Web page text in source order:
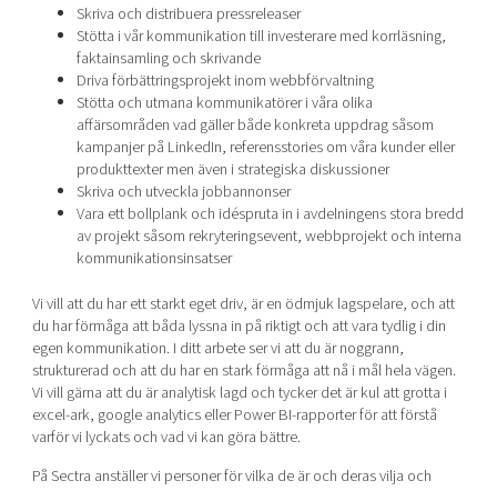
Skriva och distribuera pressreleaser
Stötta i vår kommunikation till investerare med korrläsning,
faktainsamling och skrivande
Driva förbättringsprojekt inom webbförvaltning
Stötta och utmana kommunikatörer i våra olika
affärsområden vad gäller både konkreta uppdrag såsom
kampanjer på LinkedIn, referensstories om våra kunder eller
produkttexter men även i strategiska diskussioner
Skriva och utveckla jobbannonser
Vara ett bollplank och idéspruta in i avdelningens stora bredd
av projekt såsom rekryteringsevent, webbprojekt och interna
kommunikationsinsatser
Vi vill att du har ett starkt eget driv, är en ödmjuk lagspelare, och att
du har förmåga att båda lyssna in på riktigt och att vara tydlig i din
egen kommunikation. I ditt arbete ser vi att du är noggrann,
strukturerad och att du har en stark förmåga att nå i mål hela vägen.
Vi vill gärna att du är analytisk lagd och tycker det är kul att grotta i
excel-ark, google analytics eller Power BI-rapporter för att förstå
varför vi lyckats och vad vi kan göra bättre.
På Sectra anställer vi personer för vilka de är och deras vilja och